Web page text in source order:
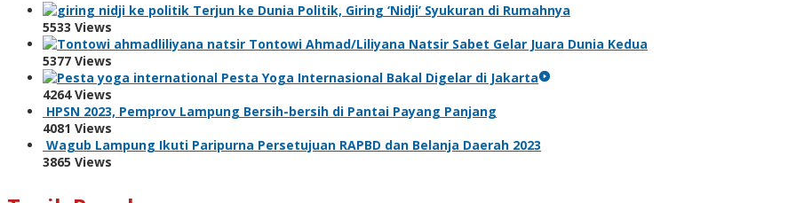
Terjun ke Dunia Politik, Giring ‘Nidji’ Syukuran di Rumahnya
5533 Views
Tontowi Ahmad/Liliyana Natsir Sabet Gelar Juara Dunia Kedua
5377 Views
Pesta Yoga Internasional Bakal Digelar di Jakarta
4264 Views
HPSN 2023, Pemprov Lampung Bersih-bersih di Pantai Payang Panjang
4081 Views
Wagub Lampung Ikuti Paripurna Persetujuan RAPBD dan Belanja Daerah 2023
3865 Views